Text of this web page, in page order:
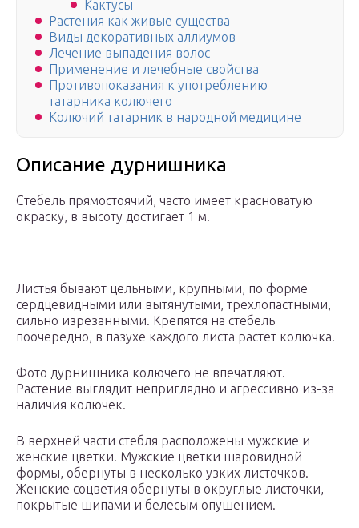
Кактусы
Растения как живые существа
Виды декоративных аллиумов
Лечение выпадения волос
Применение и лечебные свойства
Противопоказания к употреблению
татарника колючего
Колючий татарник в народной медицине
Описание дурнишника
Стебель прямостоячий, часто имеет красноватую
окраску, в высоту достигает 1 м.
Листья бывают цельными, крупными, по форме
сердцевидными или вытянутыми, трехлопастными,
сильно изрезанными. Крепятся на стебель
поочередно, в пазухе каждого листа растет колючка.
Фото дурнишника колючего не впечатляют.
Растение выглядит неприглядно и агрессивно из-за
наличия колючек.
В верхней части стебля расположены мужские и
женские цветки. Мужские цветки шаровидной
формы, обернуты в несколько узких листочков.
Женские соцветия обернуты в округлые листочки,
покрытые шипами и белесым опушением.